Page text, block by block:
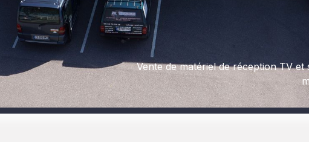
Vente de matériel de réception TV